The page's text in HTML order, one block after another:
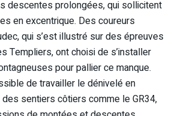
descentes prolongées, qui sollicitent
en excentrique. Des coureurs
qui s’est illustré sur des épreuves
Templiers, ont choisi de s’installer
pour pallier ce manque.
de travailler le dénivelé en
sentiers côtiers comme le GR34,